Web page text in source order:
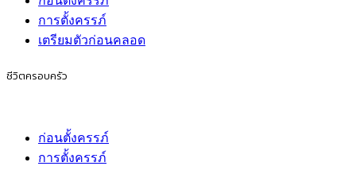
การตั้งครรภ์
เตรียมตัวก่อนคลอด
ชีวิตครอบครัว
ก่อนตั้งครรภ์
การตั้งครรภ์